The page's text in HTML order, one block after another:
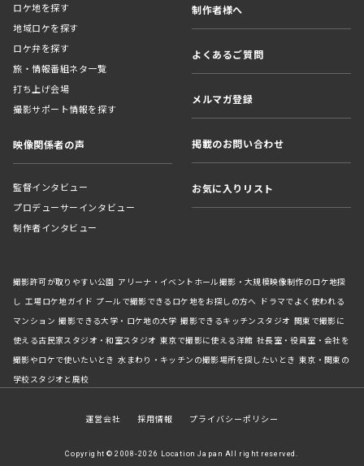
ロケ地を探す
地域ロケを探す
ロケ弁を探す
旅・情報番組ネタ一覧
打ち上げ会場
撮影サポート情報を探す
映像関係者の声
監督インタビュー
プロデューサーインタビュー
制作者インタビュー
制作者様へ
よくあるご質問
メルマガ登録
掲載のお問い合わせ
お気に入りリスト
撮影許可が取りやすい公園 アリーナ・イベントホール撮影・大規模映像制作のロケ地探
し 工場ロケ地ガイド プールで撮影できるロケ地をお探しの方へ ドラマでよく使われる
マンション 撮影できる大学・ロケ地の大学 撮影できるキッチンスタジオ 関東で撮影に
使える古民家スタジオ・和室スタジオ 東京で撮影に使える洋館 社長室・役員室・会社を
撮影やロケで使いたいとき 水まわり・キッチンの撮影場所を探したいとき 東京・関東の
学校スタジオと廃校
運営会社 採用情報 プライバシーポリシー
Copyright © 2008-2026 Location Japan All right reserved.